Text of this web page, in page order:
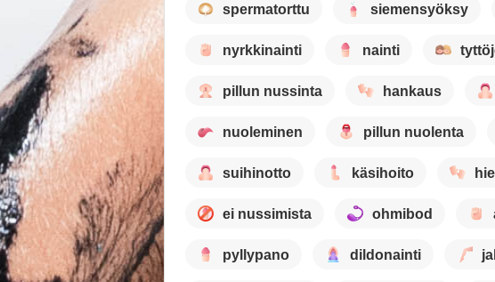
spermatorttu siemensyöksy
nyrkkinainti nainti
pillun nussinta hankaus
nuoleminen pillun nuolenta
suihinotto käsihoito
ei nussimista ohmibod
pyllypano dildonainti